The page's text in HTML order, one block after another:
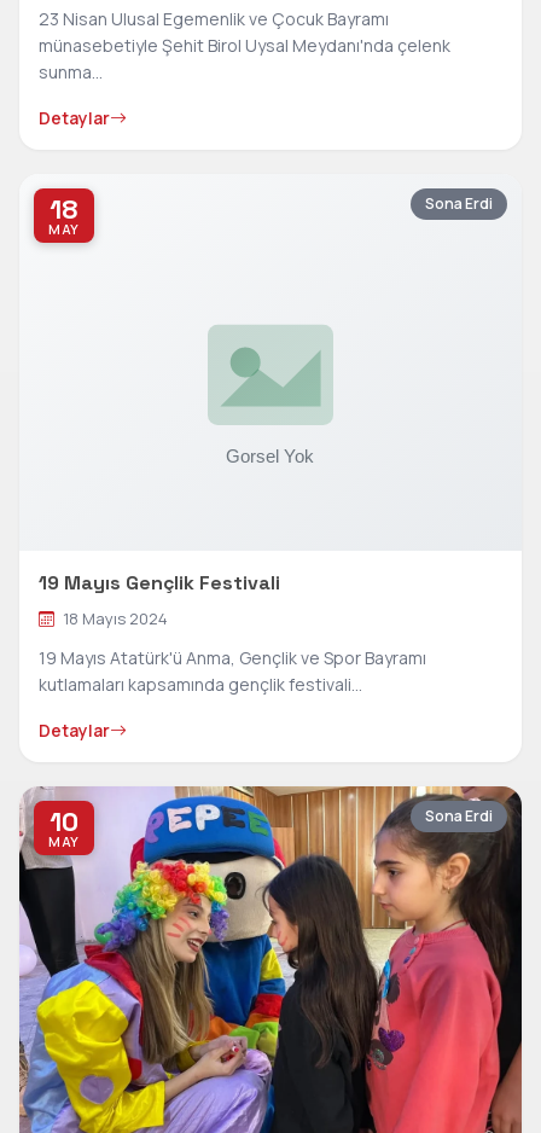
23 Nisan Ulusal Egemenlik ve Çocuk Bayramı
münasebetiyle Şehit Birol Uysal Meydanı'nda çelenk
sunma...
Detaylar
18
MAY
Sona Erdi
19 Mayıs Gençlik Festivali
18 Mayıs 2024
19 Mayıs Atatürk'ü Anma, Gençlik ve Spor Bayramı
kutlamaları kapsamında gençlik festivali...
Detaylar
10
MAY
Sona Erdi